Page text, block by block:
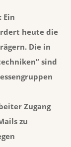
Ein
heute die
Die in
sind
Zugang
zu